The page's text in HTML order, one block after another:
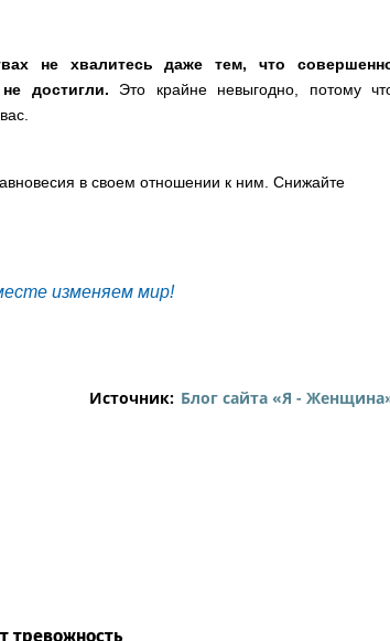
не хвалитесь даже тем, что
достигли. Это крайне невыгодно, потому
в своем отношении к ним. Снижайте
изменяем мир!
Источник: Блог сайта «Я -
тревожность